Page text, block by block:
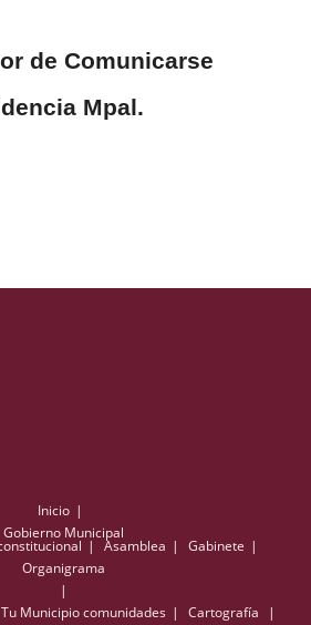
de Comunicarse
Mpal.
Inicio
Gobierno Municipal
Asamblea
Gabinete
Organigrama
Tu Municipiocomunidades Cartografía